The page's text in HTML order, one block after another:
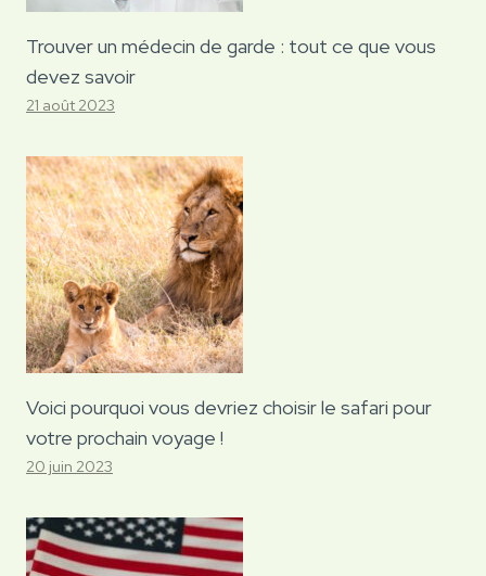
Trouver un médecin de garde : tout ce que vous
devez savoir
21 août 2023
Voici pourquoi vous devriez choisir le safari pour
votre prochain voyage !
20 juin 2023